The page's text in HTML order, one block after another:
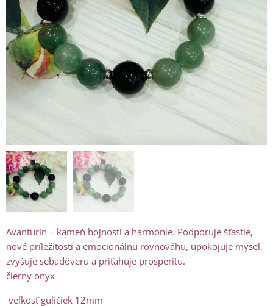
Avanturín – kameň hojnosti a harmónie. Podporuje šťastie,
nové príležitosti a emocionálnu rovnováhu, upokojuje myseľ,
zvyšuje sebadôveru a priťahuje prosperitu.
čierny onyx
veľkosť guličiek 12mm